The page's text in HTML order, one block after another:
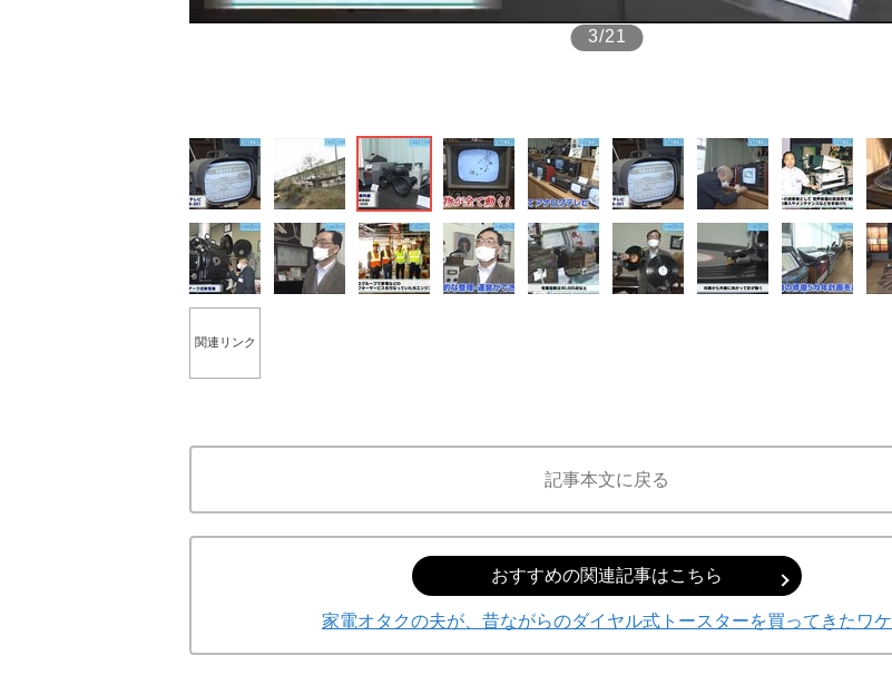
3/21
関連リンク
記事本文に戻る
おすすめの関連記事はこちら
家電オタクの夫が、昔ながらのダイヤル式トースターを買ってきたワケ